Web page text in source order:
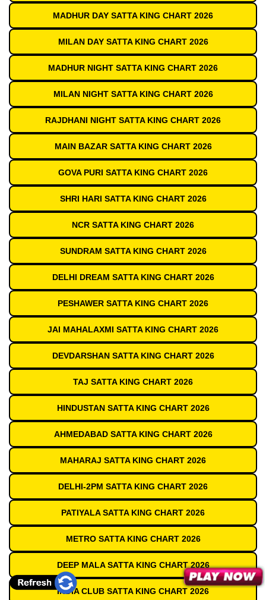
MADHUR DAY SATTA KING CHART 2026
MILAN DAY SATTA KING CHART 2026
MADHUR NIGHT SATTA KING CHART 2026
MILAN NIGHT SATTA KING CHART 2026
RAJDHANI NIGHT SATTA KING CHART 2026
MAIN BAZAR SATTA KING CHART 2026
GOVA PURI SATTA KING CHART 2026
SHRI HARI SATTA KING CHART 2026
NCR SATTA KING CHART 2026
SUNDRAM SATTA KING CHART 2026
DELHI DREAM SATTA KING CHART 2026
PESHAWER SATTA KING CHART 2026
JAI MAHALAXMI SATTA KING CHART 2026
DEVDARSHAN SATTA KING CHART 2026
TAJ SATTA KING CHART 2026
HINDUSTAN SATTA KING CHART 2026
AHMEDABAD SATTA KING CHART 2026
MAHARAJ SATTA KING CHART 2026
DELHI-2PM SATTA KING CHART 2026
PATIYALA SATTA KING CHART 2026
METRO SATTA KING CHART 2026
DEEP MALA SATTA KING CHART 2026
INDIA CLUB SATTA KING CHART 2026